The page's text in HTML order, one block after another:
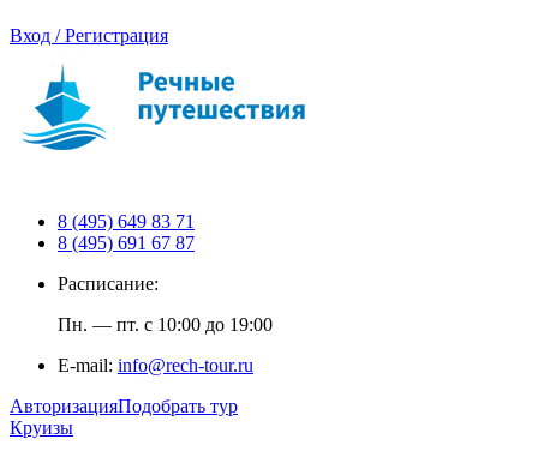
Вход / Регистрация
8 (495) 649 83 71
8 (495) 691 67 87
Расписание:
Пн. — пт. с 10:00 до 19:00
E-mail: info@rech-tour.ru
АвторизацияПодобрать тур
Круизы